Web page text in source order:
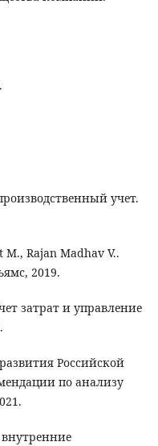
учет.
Rajan Madhav V..
2019.
затрат и управление
Российской
по анализу